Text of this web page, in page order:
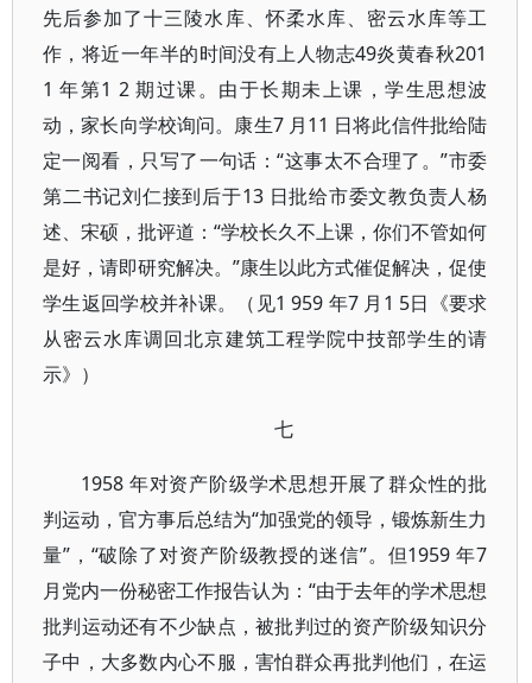
先后参加了十三陵水库、怀柔水库、密云水库等工
作，将近一年半的时间没有上人物志49炎黄春秋201
1 年第1 2 期过课。由于长期未上课，学生思想波
动，家长向学校询问。康生7 月11 日将此信件批给陆
定一阅看，只写了一句话：“这事太不合理了。”市委
第二书记刘仁接到后于13 日批给市委文教负责人杨
述、宋硕，批评道：“学校长久不上课，你们不管如何
是好，请即研究解决。”康生以此方式催促解决，促使
学生返回学校并补课。（见1 959 年7 月1 5日《要求
从密云水库调回北京建筑工程学院中技部学生的请
示》）
七
1958 年对资产阶级学术思想开展了群众性的批
判运动，官方事后总结为“加强党的领导，锻炼新生力
量”，“破除了对资产阶级教授的迷信”。但1959 年7
月党内一份秘密工作报告认为：“由于去年的学术思想
批判运动还有不少缺点，被批判过的资产阶级知识分
子中，大多数内心不服，害怕群众再批判他们，在运